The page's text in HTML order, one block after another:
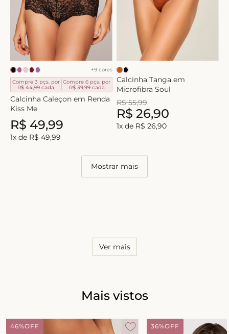
+9 cores
Compre 3 pçs. por
R$ 44,99 cada
Compre 6 pçs. por
R$ 39,99cada
Calcinha Caleçon em Renda
Kiss Me
R$ 49,99
1x de R$ 49,99
Calcinha Tanga em
Microfibra Soul
R$ 55,99
R$ 26,90
1x de R$ 26,90
Mostrar mais
Ver mais
Mais vistos
46%OFF 36%OFF